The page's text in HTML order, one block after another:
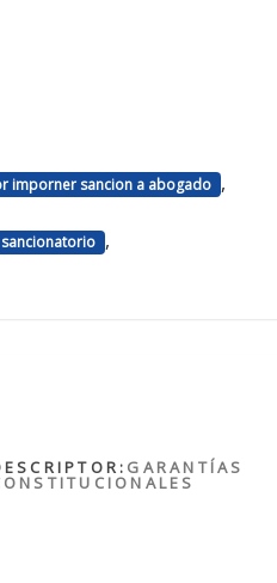
imporner sancion a abogado ,
,
GARANTÍAS